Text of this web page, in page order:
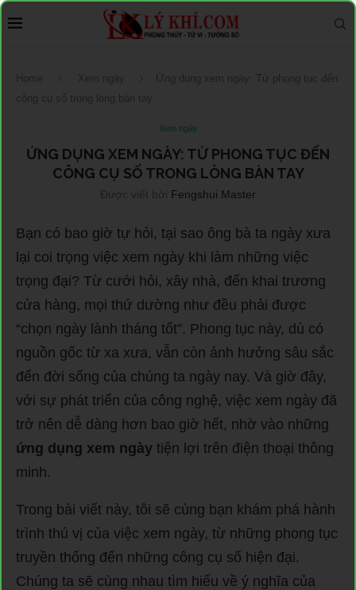
Home Xem ngày
Ứng dụng xem ngày: Từ phong tục đến
công cụ số trong lòng bàn tay
Xem ngày
ỨNG DỤNG XEM NGÀY: TỪ PHONG TỤC ĐẾN
CÔNG CỤ SỐ TRONG LÒNG BÀN TAY
Được viết bởi Fengshui Master
Bạn có bao giờ tự hỏi, tại sao ông bà ta ngày xưa
lại coi trọng việc xem ngày khi làm những việc
trọng đại? Từ cưới hỏi, xây nhà, đến khai trương
cửa hàng, mọi thứ dường như đều phải được
“chọn ngày lành tháng tốt”. Phong tục này, dù có
nguồn gốc từ xa xưa, vẫn còn ảnh hưởng sâu sắc
đến đời sống của chúng ta ngày nay. Và giờ đây,
với sự phát triển của công nghệ, việc xem ngày đã
trở nên dễ dàng hơn bao giờ hết, nhờ vào những
ứng dụng xem ngày tiện lợi trên điện thoại thông
minh.
Trong bài viết này, tôi sẽ cùng bạn khám phá hành
trình thú vị của việc xem ngày, từ những phong tục
truyền thống đến những công cụ số hiện đại.
Chúng ta sẽ cùng nhau tìm hiểu về ý nghĩa của